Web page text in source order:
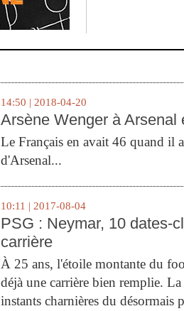
14:50 | 2018-04-20
Arsène Wenger à Arsenal
Le Français en avait 46 quand il
d'Arsenal...
10:11 | 2017-08-04
PSG : Neymar, 10 dates-
carrière
À 25 ans, l'étoile montante du
déjà une carrière bien remplie.
instants charnières du désormais